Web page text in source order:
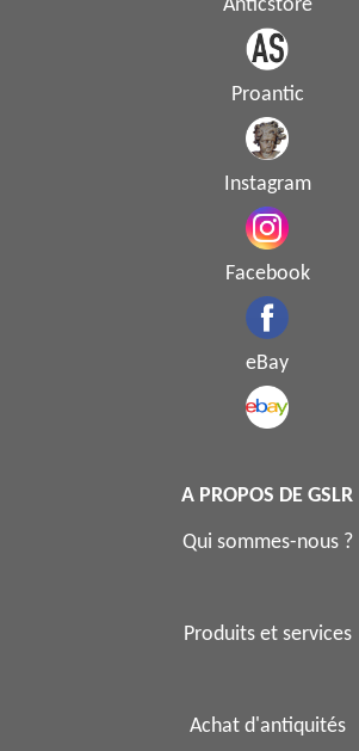
Anticstore
Proantic
Instagram
Facebook
eBay
A PROPOS DE GSLR
Qui sommes-nous ?
Produits et services
Achat d'antiquités